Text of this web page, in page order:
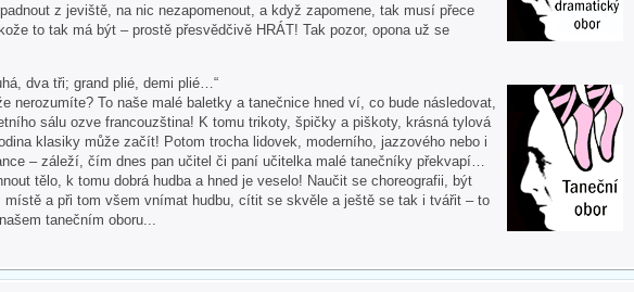
z jeviště, na nic nezapomenout, a když zapomene, tak musí přece
to tak má být – prostě přesvědčivě HRÁT! Tak pozor, opona už se
dva tři; grand plié, demi plié…“
nerozumíte? To naše malé baletky a tanečnice hned ví, co bude následovat,
sálu ozve francouzština! K tomu trikoty, špičky a piškoty, krásná tylová
klasiky může začít! Potom trocha lidovek, moderního, jazzového nebo i
– záleží, čím dnes pan učitel či paní učitelka malé tanečníky překvapí…
tělo, k tomu dobrá hudba a hned je veselo! Naučit se choreografii, být
místě a při tom všem vnímat hudbu, cítit se skvěle a ještě se tak i tvářit – to
tanečním oboru...